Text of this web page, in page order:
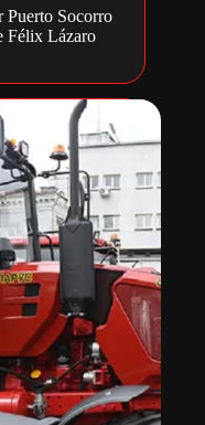
Puerto Socorro
Félix Lázaro